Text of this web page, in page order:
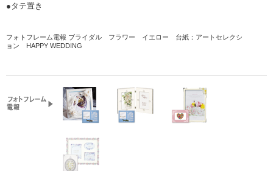
●タテ置き
フォトフレーム電報 ブライダル フラワー イエロー 台紙：アートセレクシ
ョン HAPPY WEDDING